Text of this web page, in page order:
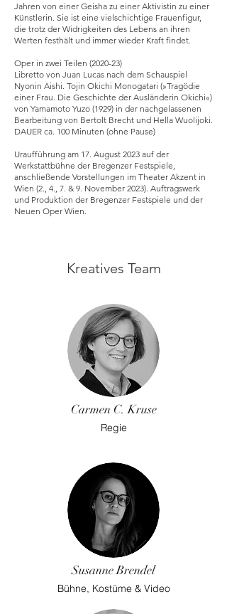
Jahren von einer Geisha zu einer Aktivistin zu einer
Künstlerin. Sie ist eine vielschichtige Frauenfigur,
die trotz der Widrigkeiten des Lebens an ihren
Werten festhält und immer wieder Kraft findet. ​
Oper in zwei Teilen (2020-23)
Libretto von Juan Lucas nach dem Schauspiel
Nyonin Aishi. Tojin Okichi Monogatari (»Tragödie
einer Frau. Die Geschichte der Ausländerin Okichi«)
von Yamamoto Yuzo (1929) in der nachgelassenen
Bearbeitung von Bertolt Brecht und Hella Wuolijoki.
DAUER ca. 100 Minuten (ohne Pause)
Uraufführung am 17. August 2023 auf der
Werkstattbühne der Bregenzer Festspiele,
anschließende Vorstellungen im Theater Akzent in
Wien (2., 4., 7. & 9. November 2023). Auftragswerk
und Produktion der Bregenzer Festspiele und der
Neuen Oper Wien.
Kreatives Team
Carmen C. Kruse
Regie
Susanne Brendel
Bühne, Kostüme & Video